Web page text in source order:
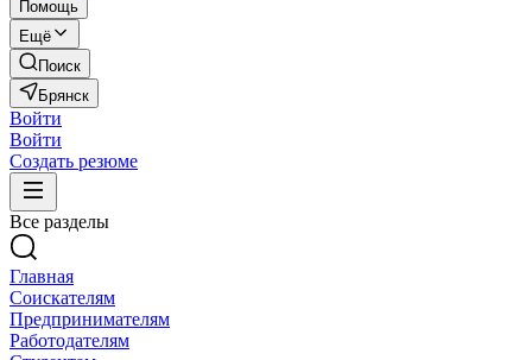
Помощь
Ещё
Поиск
Брянск
Войти
Войти
Создать резюме
Все разделы
Главная
Соискателям
Предпринимателям
Работодателям